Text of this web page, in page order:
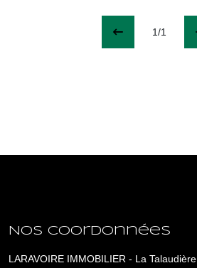
1/1
Nos coordonnées
LARAVOIRE IMMOBILIER - La Talaudière